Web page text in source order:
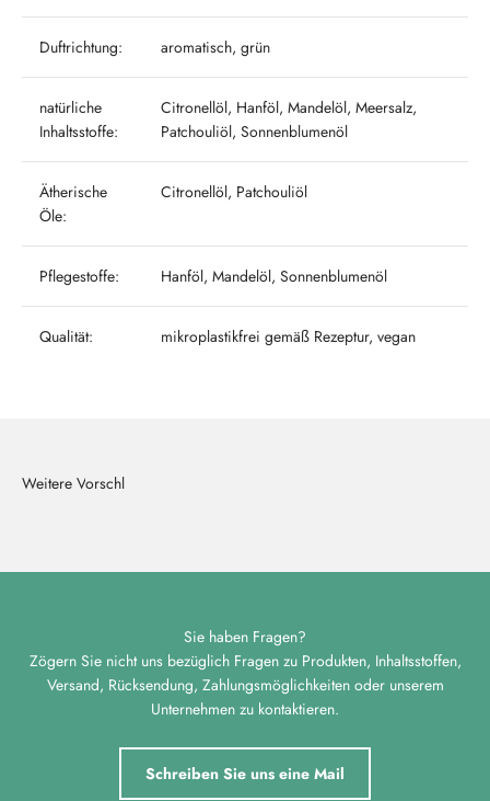
Duftrichtung: aromatisch, grün
natürliche
Inhaltsstoffe:
Citronellöl, Hanföl, Mandelöl, Meersalz,
Patchouliöl, Sonnenblumenöl
Ätherische
Öle:
Citronellöl, Patchouliöl
Pflegestoffe: Hanföl, Mandelöl, Sonnenblumenöl
Qualität: mikroplastikfrei gemäß Rezeptur, vegan
Sie haben Fragen?
Zögern Sie nicht uns bezüglich Fragen zu Produkten, Inhaltsstoffen,
Versand, Rücksendung, Zahlungsmöglichkeiten oder unserem
Unternehmen zu kontaktieren.
Schreiben Sie uns eine Mail